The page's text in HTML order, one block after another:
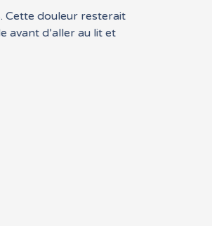
Cette douleur resterait
avant d’aller au lit et